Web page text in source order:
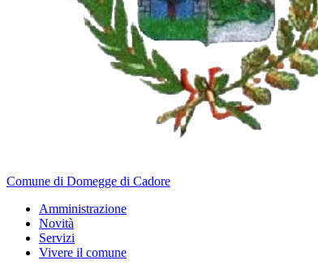
Comune di Domegge di Cadore
Amministrazione
Novità
Servizi
Vivere il comune